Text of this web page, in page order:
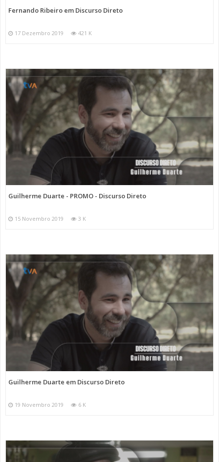
Fernando Ribeiro em Discurso Direto
17 Dezembro 2019 421 K
Guilherme Duarte - PROMO - Discurso Direto
15 Novembro 2019 3 K
Guilherme Duarte em Discurso Direto
19 Novembro 2019 6 K